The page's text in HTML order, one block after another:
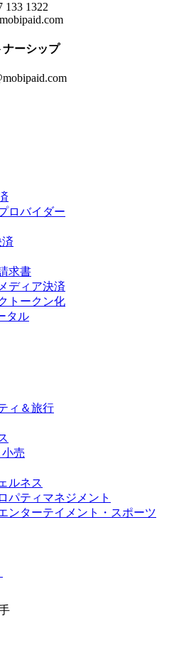
133 1322
ーシップ
ロバイダー
求書
ディア決済
トークン化
タル
ィ＆旅行
売
ルネス
パティマネジメント
ンターテイメント・スポーツ